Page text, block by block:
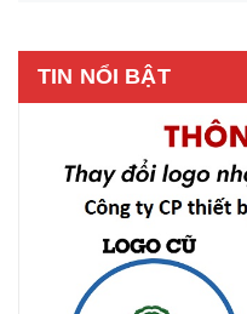
TIN NỔI BẬT